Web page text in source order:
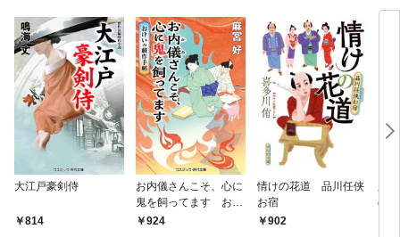
大江戸豪剣侍
814
お内儀さんこそ、心に
鬼を飼ってます おけ
いの戯作手帖
924
情けの花道 品川任侠
お宿
902
の